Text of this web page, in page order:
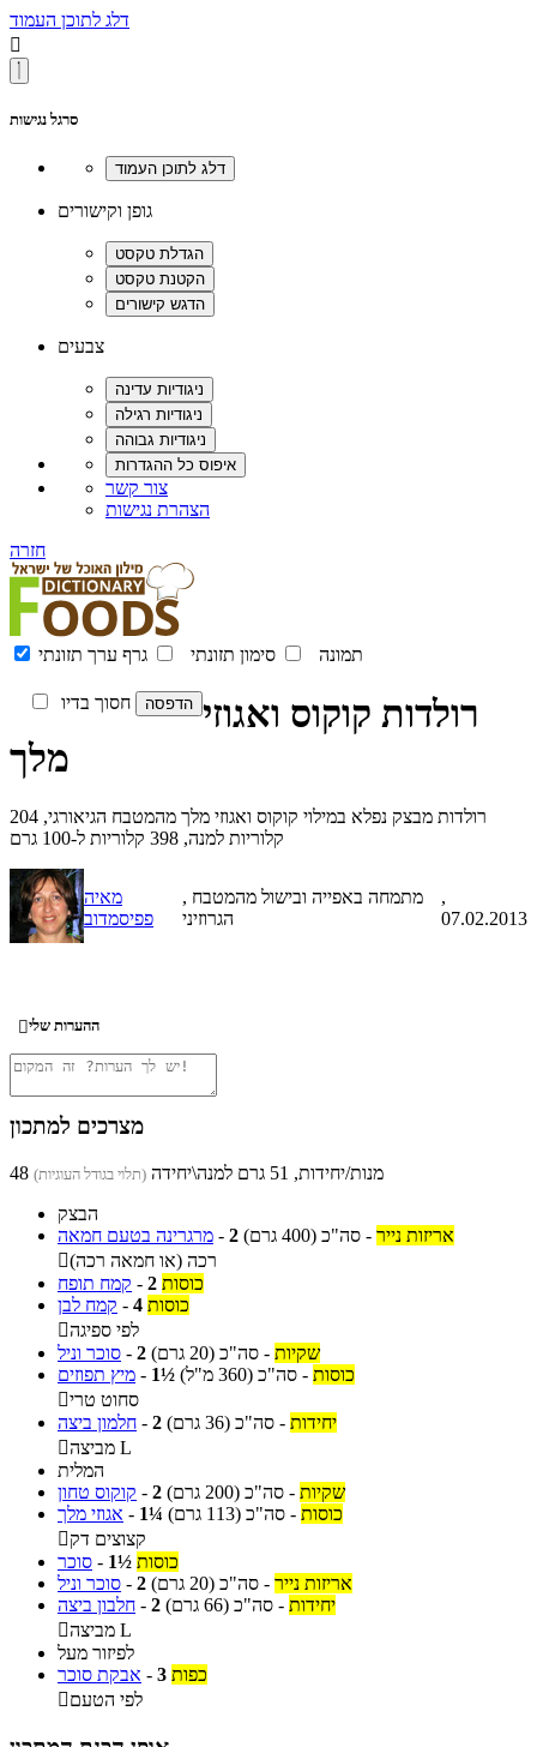
דלג לתוכן העמוד

סרגל נגישות
גופן וקישורים
צבעים
צור קשר
הצהרת נגישות
חזרה
תמונה סימון תזונתי גרף ערך תזונתי
חסוך בדיו
רולדות קוקוס ואגוזי
מלך
רולדות מבצק נפלא במילוי קוקוס ואגוזי מלך מהמטבח הגיאורגי, 204
קלוריות למנה, 398 קלוריות ל-100 גרם
מאיה
פפיסמדוב
, מתמחה באפייה ובישול מהמטבח
הגרוזיני
,
07.02.2013
ההערות שלי
מצרכים למתכון
48 מנות/יחידות, 51 גרם למנה\יחידה (תלוי בגודל העוגיות)
הבצק
מרגרינה בטעם חמאה - 2 אריזות נייר - סה"כ (400 גרם)
רכה (או חמאה רכה)
קמח תופח - 2 כוסות
קמח לבן - 4 כוסות
לפי ספיגה
סוכר וניל - 2 שקיות - סה"כ (20 גרם)
מיץ תפוזים - 1½ כוסות - סה"כ (360 מ"ל)
סחוט טרי
חלמון ביצה - 2 יחידות - סה"כ (36 גרם)

מביצה L
המלית
קוקוס טחון - 2 שקיות - סה"כ (200 גרם)
אגוזי מלך - 1¼ כוסות - סה"כ (113 גרם)
קצוצים דק
סוכר - 1½ כוסות
סוכר וניל - 2 אריזות נייר - סה"כ (20 גרם)
חלבון ביצה - 2 יחידות - סה"כ (66 גרם)

מביצה L
לפיזור מעל
אבקת סוכר - 3 כפות
לפי הטעם